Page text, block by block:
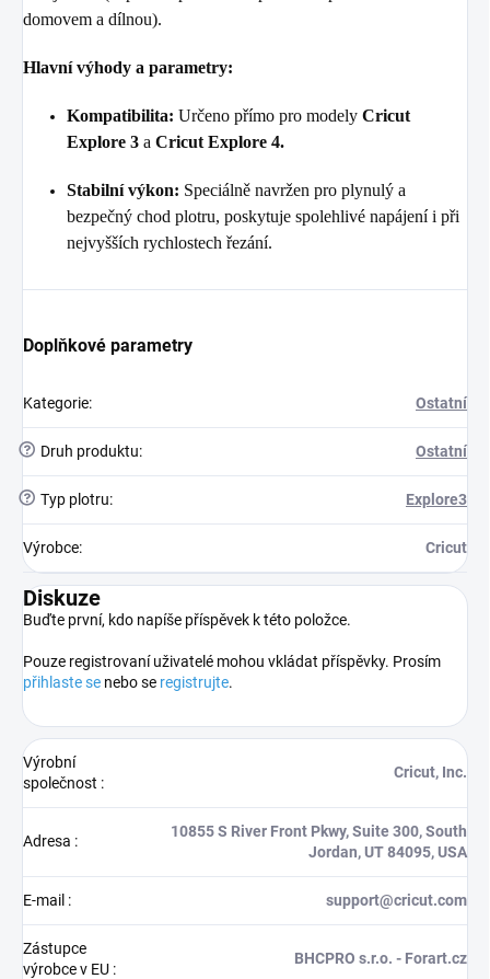
domovem a dílnou).
Hlavní výhody a parametry:
Kompatibilita: Určeno přímo pro modely Cricut
Explore 3 a Cricut Explore 4.
Stabilní výkon: Speciálně navržen pro plynulý a
bezpečný chod plotru, poskytuje spolehlivé napájení i při
nejvyšších rychlostech řezání.
Doplňkové parametry
Kategorie: Ostatní
? Druh produktu: Ostatní
? Typ plotru: Explore3
Výrobce: Cricut
Diskuze
Buďte první, kdo napíše příspěvek k této položce.
Pouze registrovaní uživatelé mohou vkládat příspěvky. Prosím
přihlaste se nebo se registrujte.
Výrobní
společnost :
Cricut, Inc.
Adresa :
10855 S River Front Pkwy, Suite 300, South
Jordan, UT 84095, USA
E-mail : support@cricut.com
Zástupce
výrobce v EU :
BHCPRO s.r.o. - Forart.cz